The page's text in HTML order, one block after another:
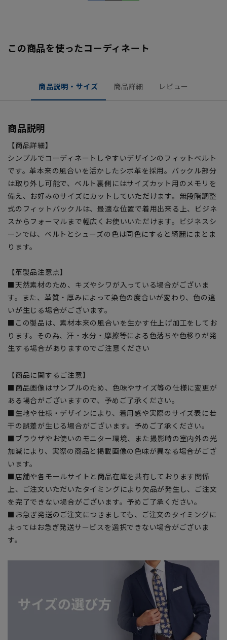
この商品を使ったコーディネート
商品説明・サイズ 商品詳細 レビュー
商品説明
【商品詳細】
シンプルでコーディネートしやすいデザインのフィットベルト
です。革本来の風合いを活かしたシボ革を採用。バックル部分
は取り外し可能で、ベルト裏側にはサイズカット用のメモリを
備え、お好みのサイズにカットしていただけます。無段階調整
式のフィットバックルは、最適な位置で着用出来る上、ビジネ
スからフォーマルまで幅広くお使いいただけます。ビジネスシ
ーンでは、ベルトとシューズの色は同色にすると綺麗にまとま
ります。
【革製品注意点】
■天然素材のため、キズやシワが入っている場合がございま
す。また、革質・厚みによって染色の度合いが変わり、色の違
いが生じる場合がございます。
■この製品は、素材本来の風合いを生かす仕上げ加工をしてお
ります。その為、汗・水分・摩擦等による色落ちや色移りが発
生する場合がありますのでご注意ください
【商品に関するご注意】
■商品画像はサンプルのため、色味やサイズ等の仕様に変更が
ある場合がございますので、予めご了承ください。
■生地や仕様・デザインにより、着用感や実際のサイズ表に若
干の誤差が生じる場合がございます。予めご了承ください。
■ブラウザやお使いのモニター環境、また撮影時の室内外の光
加減により、実際の商品と掲載画像の色味が異なる場合がござ
います。
■店舗や各モールサイトと商品在庫を共有しております関係
上、ご注文いただいたタイミングにより欠品が発生し、ご注文
を完了できない場合がございます。予めご了承ください。
■お急ぎ発送のご注文につきましても、ご注文のタイミングに
よってはお急ぎ発送サービスを選択できない場合がございま
す。